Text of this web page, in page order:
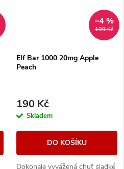
199 Kč
–4 %
Elf Bar 1000 20mg Apple
Peach
190 Kč
Skladem
DO KOŠÍKU
Dokonale vyvážená chuť sladké